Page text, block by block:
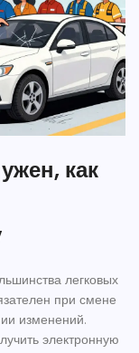
как
легковых
при смене
изменений.
электронную